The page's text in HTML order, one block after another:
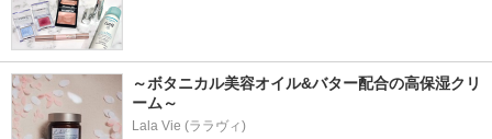
～ボタニカル美容オイル&バター配合の高保湿クリ
ーム～
Lala Vie (ララヴィ)